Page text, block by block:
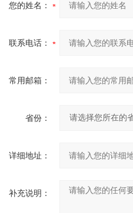
您的姓名：
联系电话：
常用邮箱：
省份：
详细地址：
补充说明：